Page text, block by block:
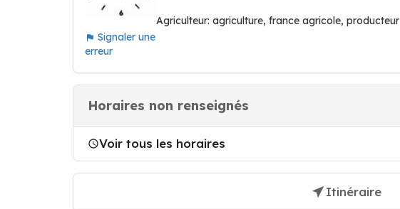
Signaler une
erreur
Agriculteur: agriculture, france agricole, producteur
Horaires non renseignés
Voir tous les horaires
Itinéraire